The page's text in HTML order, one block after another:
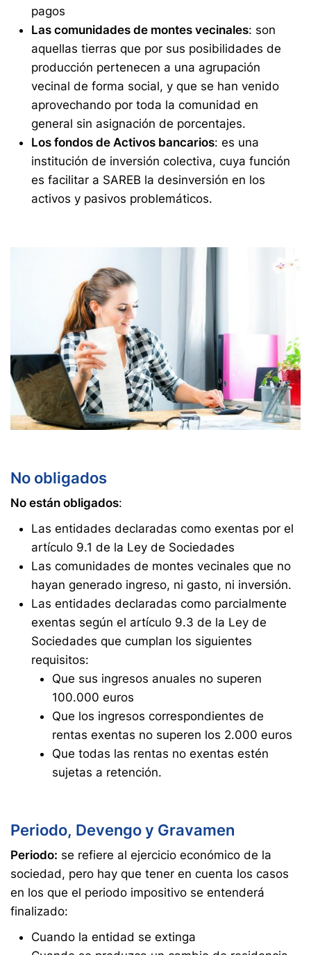
pagos
Las comunidades de montes vecinales: son
aquellas tierras que por sus posibilidades de
producción pertenecen a una agrupación
vecinal de forma social, y que se han venido
aprovechando por toda la comunidad en
general sin asignación de porcentajes.
Los fondos de Activos bancarios: es una
institución de inversión colectiva, cuya función
es facilitar a SAREB la desinversión en los
activos y pasivos problemáticos.
No obligados
No están obligados:
Las entidades declaradas como exentas por el
artículo 9.1 de la Ley de Sociedades
Las comunidades de montes vecinales que no
hayan generado ingreso, ni gasto, ni inversión.
Las entidades declaradas como parcialmente
exentas según el artículo 9.3 de la Ley de
Sociedades que cumplan los siguientes
requisitos:
Que sus ingresos anuales no superen
100.000 euros
Que los ingresos correspondientes de
rentas exentas no superen los 2.000 euros
Que todas las rentas no exentas estén
sujetas a retención.
Periodo, Devengo y Gravamen
Periodo: se refiere al ejercicio económico de la
sociedad, pero hay que tener en cuenta los casos
en los que el periodo impositivo se entenderá
finalizado:
Cuando la entidad se extinga